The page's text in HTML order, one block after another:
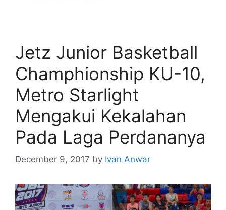
Jetz Junior Basketball
Champhionship KU-10,
Metro Starlight
Mengakui Kekalahan
Pada Laga Perdananya
December 9, 2017 by Ivan Anwar